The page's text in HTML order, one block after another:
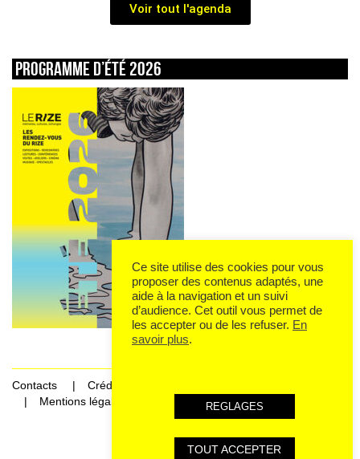
Voir tout l'agenda
Programme d’été 2026
Contacts
Crédits
Mentions légales et données personnelles
Ce site utilise des cookies pour vous
proposer des contenus adaptés, une
aide à la navigation et un suivi
d’audience. Cet outil vous permet de
les accepter ou de les refuser. En
savoir plus.
REGLAGES
TOUT ACCEPTER